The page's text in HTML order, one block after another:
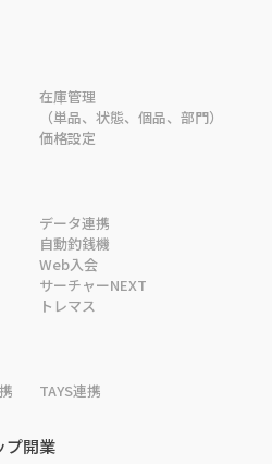
在庫管理
（単品、状態、個品、部門）
価格設定
データ連携
自動釣銭機
Web入会
サーチャーNEXT
トレマス
TAYS連携
プ開業